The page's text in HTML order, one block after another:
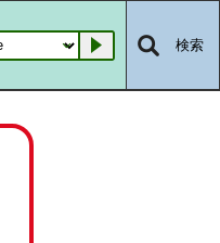
Go 検索